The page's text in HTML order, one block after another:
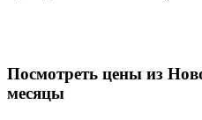
Посмотреть цены из
месяцы